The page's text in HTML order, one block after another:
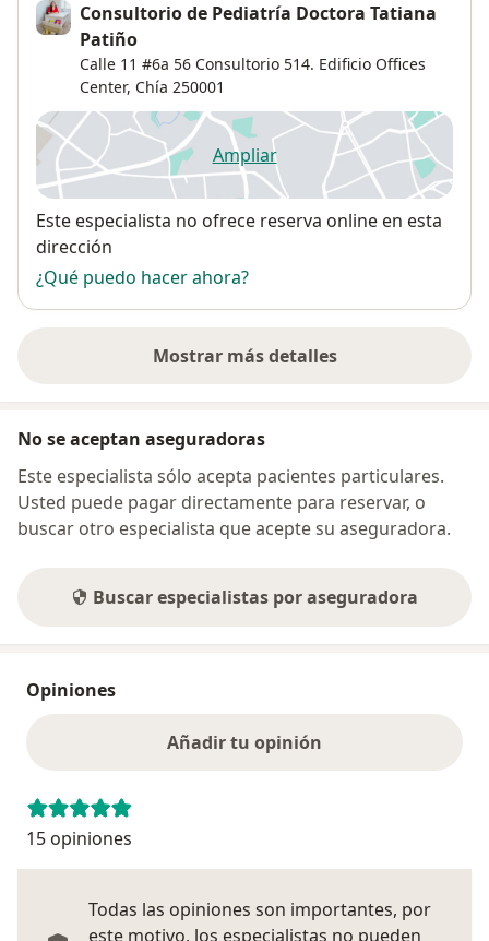
Consultorio de Pediatría Doctora Tatiana
Patiño
Calle 11 #6a 56 Consultorio 514. Edificio Offices
Center, Chía 250001
Ampliarse abre en una nueva
Disponibilidad
Este especialista no ofrece reserva online en esta
dirección
¿Qué puedo hacer ahora?
Mostrar más detalles
sobre la dirección
No se aceptan aseguradoras
Este especialista sólo acepta pacientes particulares.
Usted puede pagar directamente para reservar, o
buscar otro especialista que acepte su aseguradora.
Buscar especialistas por aseguradora
Opiniones
Añadir tu opinión
15 opiniones
Todas las opiniones son importantes, por
este motivo, los especialistas no pueden